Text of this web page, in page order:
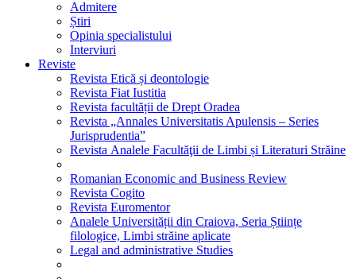
Admitere
Știri
Opinia specialistului
Interviuri
Reviste
Revista Etică și deontologie
Revista Fiat Iustitia
Revista facultății de Drept Oradea
Revista „Annales Universitatis Apulensis – Series
Jurisprudentia”
Revista Analele Facultăţii de Limbi și Literaturi Străine
Romanian Economic and Business Review
Revista Cogito
Revista Euromentor
Analele Universității din Craiova, Seria Științe
filologice, Limbi străine aplicate
Legal and administrative Studies